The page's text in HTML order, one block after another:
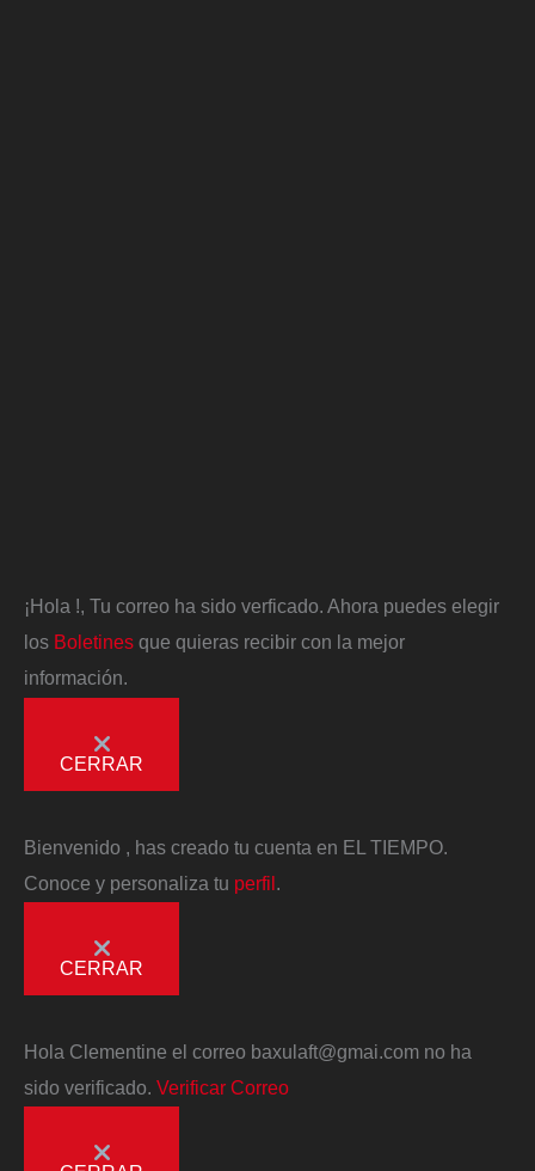
¡Hola !, Tu correo ha sido verficado. Ahora puedes elegir
los Boletines que quieras recibir con la mejor
información.
CERRAR
Bienvenido
, has creado tu cuenta en EL TIEMPO.
Conoce y personaliza tu perfil
CERRAR
Hola Clementine el correo baxulaft@gmai.com no ha
sido verificado. Verificar Correo